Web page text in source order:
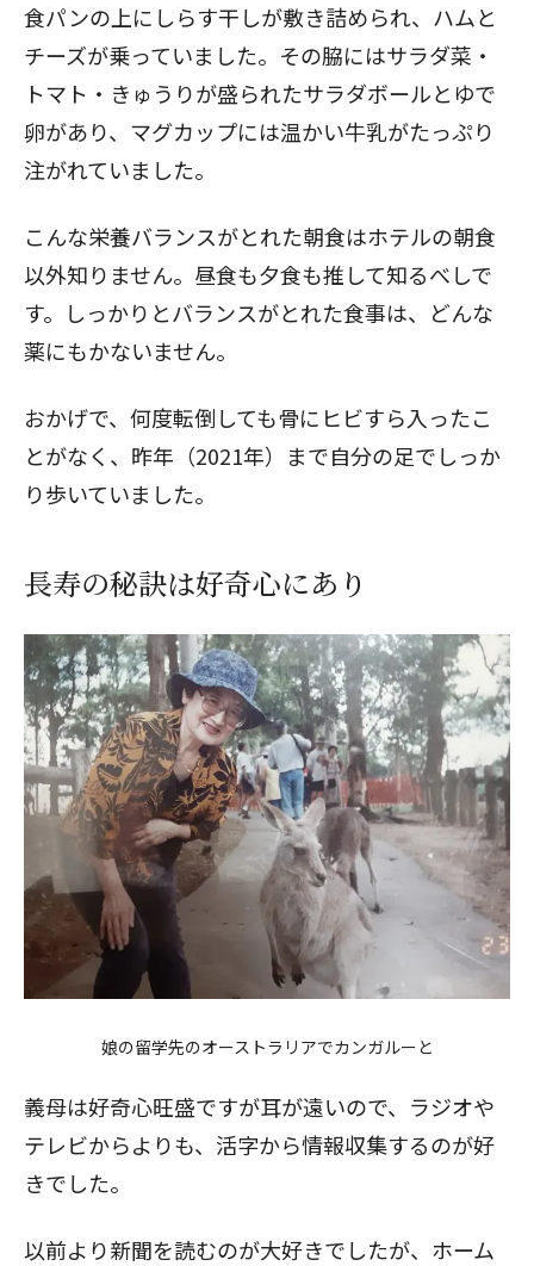
食パンの上にしらす干しが敷き詰められ、ハムと
チーズが乗っていました。その脇にはサラダ菜・
トマト・きゅうりが盛られたサラダボールとゆで
卵があり、マグカップには温かい牛乳がたっぷり
注がれていました。
こんな栄養バランスがとれた朝食はホテルの朝食
以外知りません。昼食も夕食も推して知るべしで
す。しっかりとバランスがとれた食事は、どんな
薬にもかないません。
おかげで、何度転倒しても骨にヒビすら入ったこ
とがなく、昨年（2021年）まで自分の足でしっか
り歩いていました。
長寿の秘訣は好奇心にあり
娘の留学先のオーストラリアでカンガルーと
義母は好奇心旺盛ですが耳が遠いので、ラジオや
テレビからよりも、活字から情報収集するのが好
きでした。
以前より新聞を読むのが大好きでしたが、ホーム